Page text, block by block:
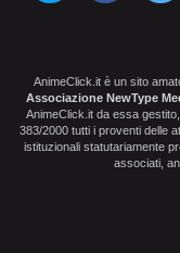
AnimeClick.it è un sito
Associazione NewType
AnimeClick.it da essa
383/2000 tutti i proventi delle
istituzionali statutariamente
associati,